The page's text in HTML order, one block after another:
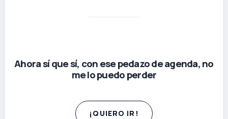
Ahora sí que sí, con ese pedazo de agenda, no
me lo puedo perder
¡QUIERO IR!